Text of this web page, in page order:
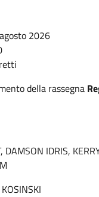
2026
della rassegna
DAMSON IDRIS,